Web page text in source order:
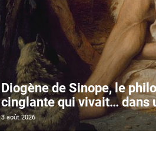
Diogène de Sinope, le
cinglante qui vivait… dans
3 août 2026